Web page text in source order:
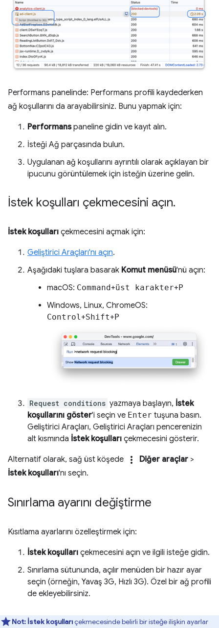
Performans panelinde: Performans profili kaydederken
ağ koşullarını da arayabilirsiniz. Bunu yapmak için:
Performanspaneline gidin ve kayıt alın.
İsteği Ağ parçasında bulun.
Uygulanan ağ koşullarını ayrıntılı olarak açıklayan bir
ipucunu görüntülemek için isteğin üzerine gelin.
İstek koşulları çekmecesini açın.
İstek koşulları çekmecesini açmak için:
Geliştirici Araçları'nı açın.
Aşağıdaki tuşlara basarak Komut menüsü'nü açın:
macOS: Command+üst karakter+ P
Windows, Linux, ChromeOS:
Control+Shift+ P
Request conditions yazmaya başlayın, İstek
koşullarını göster'i seçin ve Enter tuşuna basın.
Geliştirici Araçları, Geliştirici Araçları pencerenizin
alt kısmında İstek koşulları çekmecesini gösterir.
Alternatif olarak, sağ üst köşede more_vert Diğer araçlar >
İstek koşulları'nı seçin.
Sınırlama ayarını değiştirme
Kısıtlama ayarlarını özelleştirmek için:
İstek koşulları çekmecesini açın ve ilgili isteğe gidin.
Sınırlama sütununda, açılır menüden bir hazır ayar
seçin (örneğin, Yavaş 3G, Hızlı 3G). Özel bir ağ profili
de ekleyebilirsiniz.
Not: İstek koşullarıçekmecesinde belirli bir isteğe ilişkin ayarlar